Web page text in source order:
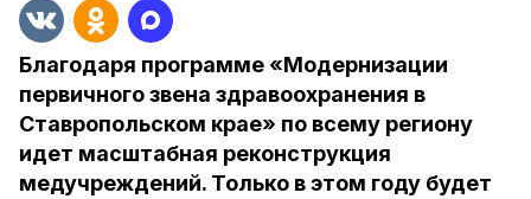
Благодаря программе «Модернизации
первичного звена здравоохранения в
Ставропольском крае» по всему региону
идет масштабная реконструкция
медучреждений. Только в этом году будет